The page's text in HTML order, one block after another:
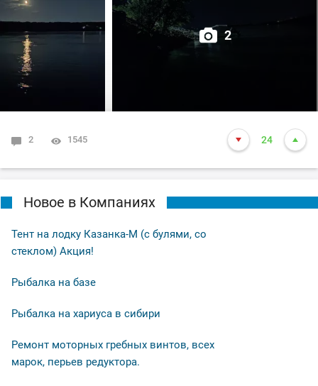
2
2 1545 24
Новое в Компаниях
Тент на лодку Казанка-М (с булями, со
стеклом) Акция!
Рыбалка на базе
Рыбалка на хариуса в сибири
Ремонт моторных гребных винтов, всех
марок, перьев редуктора.